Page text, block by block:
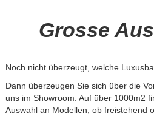
Grosse
Noch nicht überzeugt, welche
Dann überzeugen Sie sich über die
uns im Showroom. Auf über 1000m2
Auswahl an Modellen, ob freistehend